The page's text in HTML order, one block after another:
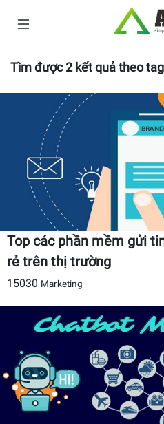
Tìm được2kết quả theo
Top các phần mềm gửi
rẻ trên thị trường
15030 Marketing